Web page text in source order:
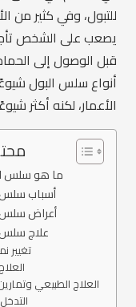
للتبول، وفي كثير من
يصعب على الشخص
قبل الوصول إلى
أنواع سلس البول
الأعمار، لكنه أكثر
ما هو سلس
أسباب سلس
أعراض سلس
علاج سلس
1. تغيير
2.
3. العلاج الطبيعي
4.